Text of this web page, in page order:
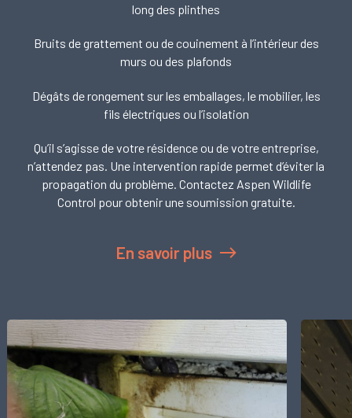
long des plinthes
Bruits de grattement ou de couinement à l’intérieur des
murs ou des plafonds
Dégâts de rongement sur les emballages, le mobilier, les
fils électriques ou l’isolation
Qu’il s’agisse de votre résidence ou de votre entreprise,
n’attendez pas. Une intervention rapide permet d’éviter la
propagation du problème. Contactez Aspen Wildlife
Control pour obtenir une soumission gratuite.
En savoir plus